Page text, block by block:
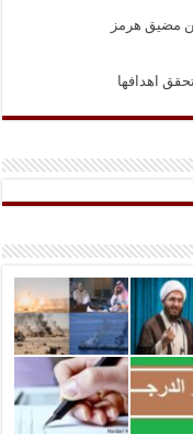
مضيق هرمز
اهدافها